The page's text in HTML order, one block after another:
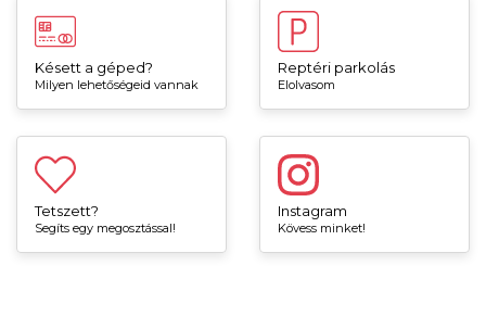
Késett a géped?
Milyen lehetőségeid vannak
Reptéri parkolás
Elolvasom
Tetszett?
Segíts egy megosztással!
Instagram
Kövess minket!